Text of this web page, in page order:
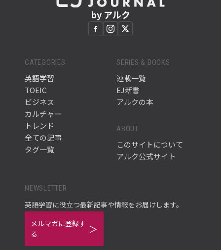
by アルク
CATEGORIES
英語学習
TOEIC
ビジネス
カルチャー
トレンド
全ての記事
タグ一覧
SERIES & BOOKS
連載一覧
EJ新書
アルクの本
ABOUT
このサイトについて
アルク公式サイト
NEWSLETTER
英語学習に役立つ最新記事や情報をお届けします。
メルマガに登録す
る